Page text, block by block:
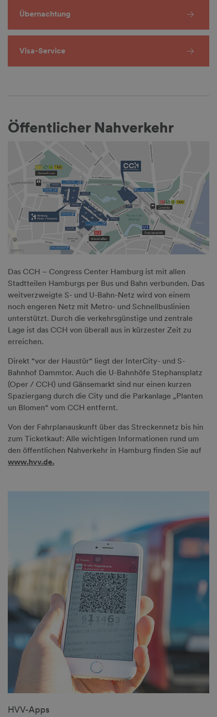
Übernachtung
Visa-Service
Öffentlicher Nahverkehr
Das CCH – Congress Center Hamburg ist mit allen
Stadtteilen Hamburgs per Bus und Bahn verbunden. Das
weitverzweigte S- und U-Bahn-Netz wird von einem
noch engeren Netz mit Metro- und Schnellbuslinien
unterstützt. Durch die verkehrsgünstige und zentrale
Lage ist das CCH von überall aus in kürzester Zeit zu
erreichen.
Direkt “vor der Haustür“ liegt der InterCity- und S-
Bahnhof Dammtor. Auch die U-Bahnhöfe Stephansplatz
(Oper / CCH) und Gänsemarkt sind nur einen kurzen
Spaziergang durch die City und die Parkanlage „Planten
un Blomen“ vom CCH entfernt.
Von der Fahrplanauskunft über das Streckennetz bis hin
zum Ticketkauf: Alle wichtigen Informationen rund um
den öffentlichen Nahverkehr in Hamburg finden Sie auf
www.hvv.de.
HVV-Apps